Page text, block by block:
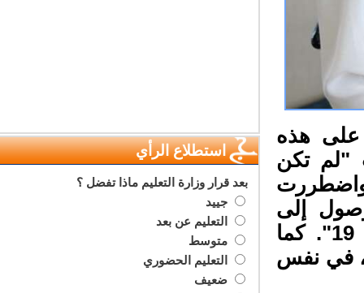
هذه
"لم تكن
واضطررت
إلى
الولايات المتحدة نظرًا للقيود المرتبطة بكوفيد 19". كما
في نفس
استطلاع الرأي
بعد قرار وزارة التعليم ماذا تفضل ؟
جييد
التعليم عن بعد
متوسط
التعليم الحضوري
ضعيف